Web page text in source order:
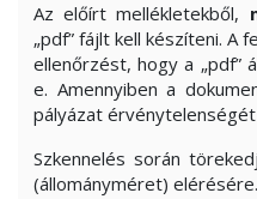
Az előírt mellékletekből,
„pdf” fájlt kell készíteni. A
ellenőrzést, hogy a „pdf”
e. Amennyiben a
pályázat
Szkennelés során
(állományméret) elérésére.